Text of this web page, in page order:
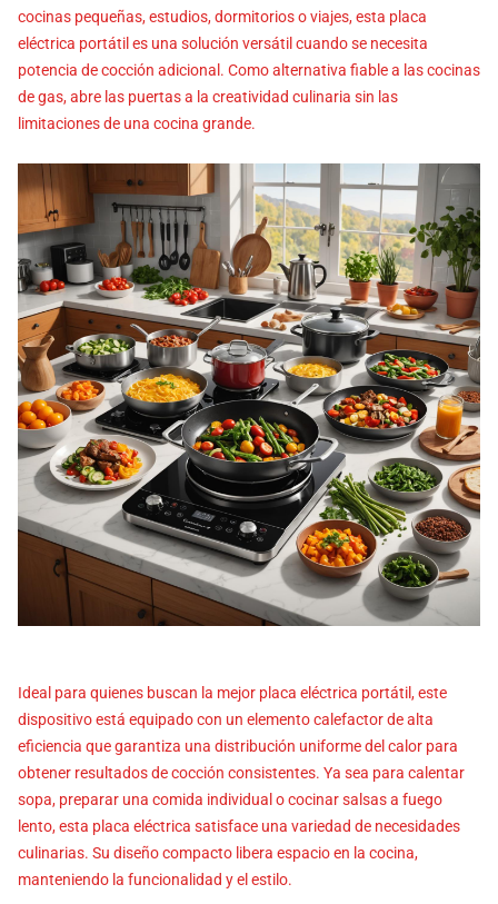
cocinas pequeñas, estudios, dormitorios o viajes, esta placa
eléctrica portátil es una solución versátil cuando se necesita
potencia de cocción adicional. Como alternativa fiable a las cocinas
de gas, abre las puertas a la creatividad culinaria sin las
limitaciones de una cocina grande.
Ideal para quienes buscan la mejor placa eléctrica portátil, este
dispositivo está equipado con un elemento calefactor de alta
eficiencia que garantiza una distribución uniforme del calor para
obtener resultados de cocción consistentes. Ya sea para calentar
sopa, preparar una comida individual o cocinar salsas a fuego
lento, esta placa eléctrica satisface una variedad de necesidades
culinarias. Su diseño compacto libera espacio en la cocina,
manteniendo la funcionalidad y el estilo.